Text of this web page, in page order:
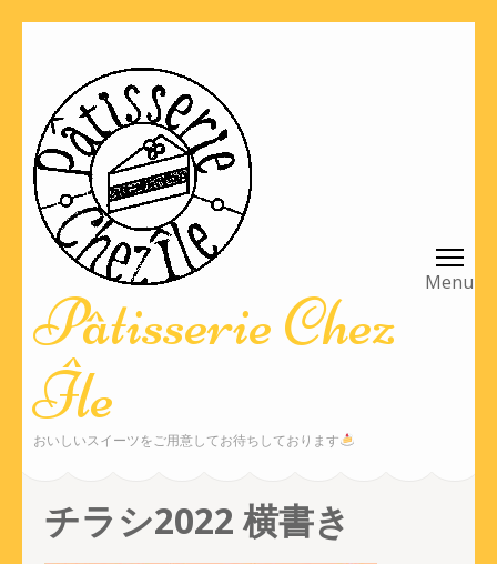
ツ
へ
(Enter
押
す)
Pâtisserie Chez
Île
おいしいスイーツをご用意してお待ちしております
チラシ2022 横書き